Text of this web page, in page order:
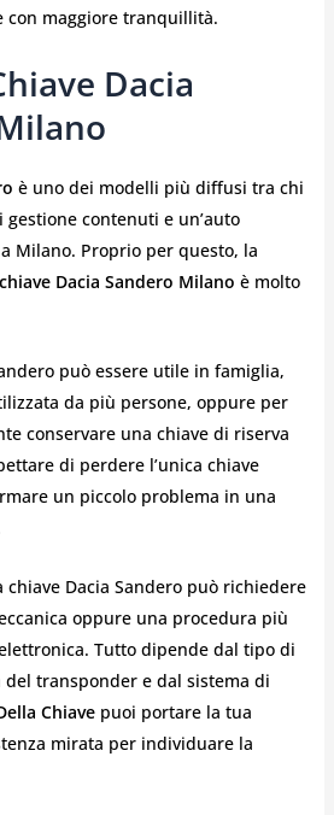
con maggiore tranquillità.
Dacia
è uno dei modelli più diffusi tra chi
contenuti e un’auto
Milano. Proprio per questo, la
Dacia Sandero Milano è molto
può essere utile in famiglia,
da più persone, oppure per
conservare una chiave di riserva
di perdere l’unica chiave
un piccolo problema in una
Dacia Sandero può richiedere
oppure una procedura più
Tutto dipende dal tipo di
del transponder e dal sistema di
Chiavepuoi portare la tua
mirata per individuare la